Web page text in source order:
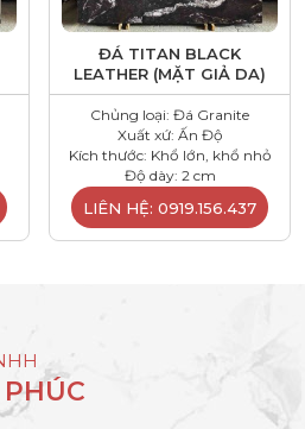
ĐÁ TITAN BLACK
LEATHER (MẶT GIẢ DA)
Chủng loại: Đá Granite
Xuất xứ: Ấn Độ
Kích thước: Khổ lớn, khổ nhỏ
Độ dày: 2 cm
LIÊN HỆ: 0919.156.437